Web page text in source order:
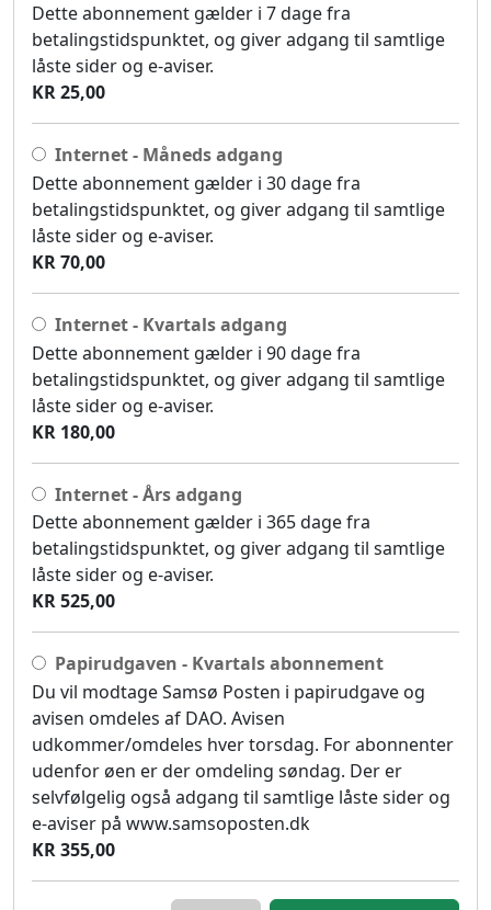
Dette abonnement gælder i 7 dage fra
betalingstidspunktet, og giver adgang til samtlige
låste sider og e-aviser.
KR 25,00
Internet - Måneds adgang
Dette abonnement gælder i 30 dage fra
betalingstidspunktet, og giver adgang til samtlige
låste sider og e-aviser.
KR 70,00
Internet - Kvartals adgang
Dette abonnement gælder i 90 dage fra
betalingstidspunktet, og giver adgang til samtlige
låste sider og e-aviser.
KR 180,00
Internet - Års adgang
Dette abonnement gælder i 365 dage fra
betalingstidspunktet, og giver adgang til samtlige
låste sider og e-aviser.
KR 525,00
Papirudgaven - Kvartals abonnement
Du vil modtage Samsø Posten i papirudgave og
avisen omdeles af DAO. Avisen
udkommer/omdeles hver torsdag. For abonnenter
udenfor øen er der omdeling søndag. Der er
selvfølgelig også adgang til samtlige låste sider og
e-aviser på www.samsoposten.dk
KR 355,00